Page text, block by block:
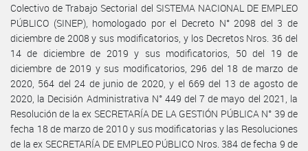
Colectivo de Trabajo Sectorial del SISTEMA NACIONAL DE EMPLEO
PÚBLICO (SINEP), homologado por el Decreto N° 2098 del 3 de
diciembre de 2008 y sus modificatorios, y los Decretos Nros. 36 del
14 de diciembre de 2019 y sus modificatorios, 50 del 19 de
diciembre de 2019 y sus modificatorios, 296 del 18 de marzo de
2020, 564 del 24 de junio de 2020, y el 669 del 13 de agosto de
2020, la Decisión Administrativa N° 449 del 7 de mayo del 2021, la
Resolución de la ex SECRETARÍA DE LA GESTIÓN PÚBLICA N° 39 de
fecha 18 de marzo de 2010 y sus modificatorias y las Resoluciones
de la ex SECRETARÍA DE EMPLEO PÚBLICO Nros. 384 de fecha 9 de